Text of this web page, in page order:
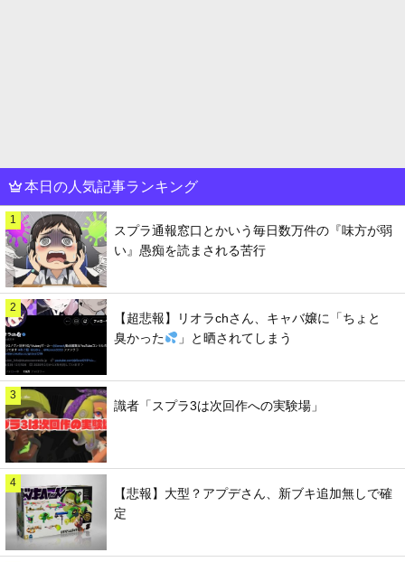
本日の人気記事ランキング
1
スプラ通報窓口とかいう毎日数万件の『味方が弱
い』愚痴を読まされる苦行
2
【超悲報】リオラchさん、キャバ嬢に「ちょと
臭かった
」と晒されてしまう
3
識者「スプラ3は次回作への実験場」
4
【悲報】大型？アプデさん、新ブキ追加無しで確
定